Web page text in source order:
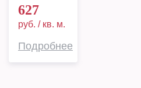
627
руб. / кв. м.
Подробнее